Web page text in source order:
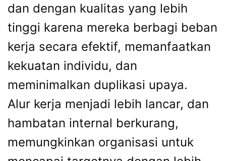
dan dengan kualitas yang lebih
tinggi karena mereka berbagi beban
kerja secara efektif, memanfaatkan
kekuatan individu, dan
meminimalkan duplikasi upaya.
Alur kerja menjadi lebih lancar, dan
hambatan internal berkurang,
memungkinkan organisasi untuk